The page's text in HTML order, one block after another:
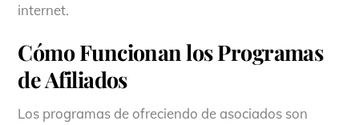
internet.
Cómo Funcionan los Programas
de Afiliados
Los programas de ofreciendo de asociados son